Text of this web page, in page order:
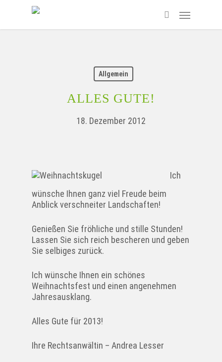
search
Allgemein
ALLES GUTE!
18. Dezember 2012
Ich
wünsche Ihnen ganz viel Freude beim
Anblick verschneiter Landschaften!
Genießen Sie fröhliche und stille Stunden!
Lassen Sie sich reich bescheren und geben
Sie selbiges zurück.
Ich wünsche Ihnen ein schönes
Weihnachtsfest und einen angenehmen
Jahresausklang.
Alles Gute für 2013!
Ihre Rechtsanwältin – Andrea Lesser